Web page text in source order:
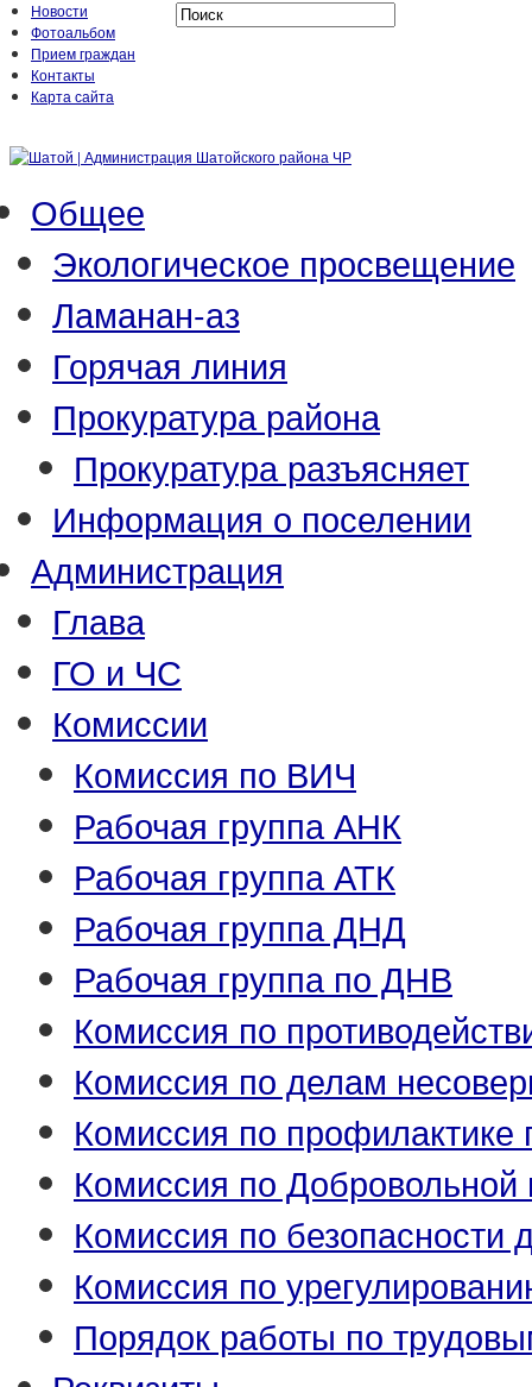
Новости
Фотоальбом
Прием граждан
Контакты
Карта сайта
Общее
Экологическое просвещение
Ламанан-аз
Горячая линия
Прокуратура района
Прокуратура разъясняет
Информация о поселении
Администрация
Глава
ГО и ЧС
Комиссии
Комиссия по ВИЧ
Рабочая группа АНК
Рабочая группа АТК
Рабочая группа ДНД
Рабочая группа по ДНВ
Комиссия по
Комиссия по делам
Комиссия по
Комиссия по
Комиссия по безопасности
Комиссия по
Порядок работы по